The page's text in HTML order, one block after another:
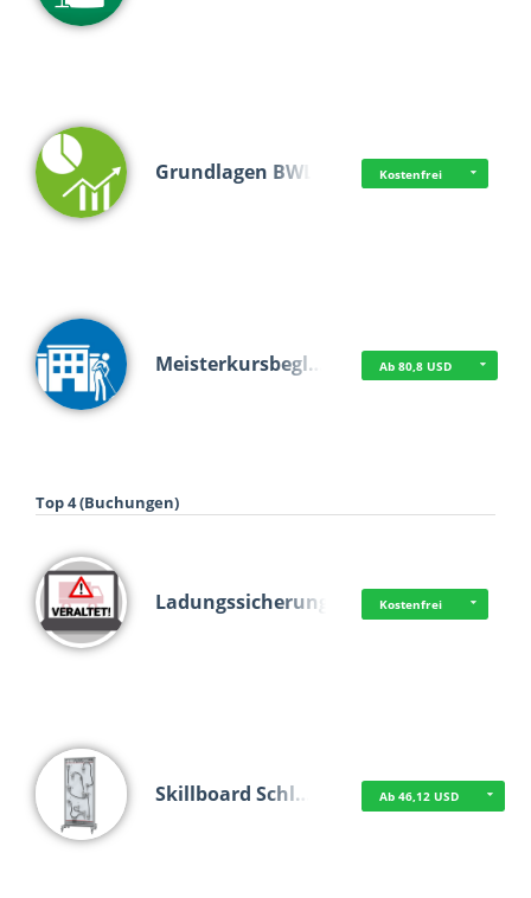
Grundlagen BWL Kostenfrei
Meisterkursbegl… Ab 80,8 USD
Top 4 (Buchungen)
Ladungssicherung Kostenfrei
Skillboard Schl… Ab 46,12 USD